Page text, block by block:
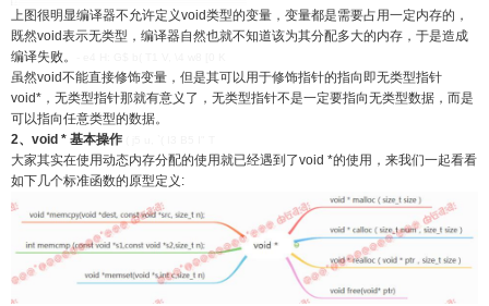
上图很明显编译器不允许定义void类型的变量，变量都是需要占用一定内存的，
既然void表示无类型，编译器自然也就不知道该为其分配多大的内存，于是造成
编译失败。
虽然void不能直接修饰变量，但是其可以用于修饰指针的指向即无类型指针
void*，无类型指针那就有意义了，无类型指针不是一定要指向无类型数据，而是
可以指向任意类型的数据。
2、void * 基本操作
大家其实在使用动态内存分配的使用就已经遇到了void *的使用，来我们一起看看
如下几个标准函数的原型定义: